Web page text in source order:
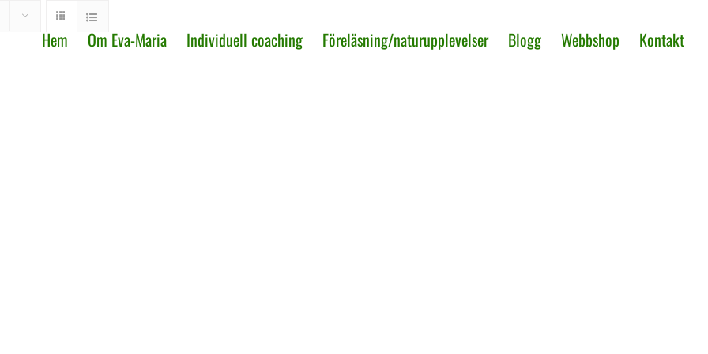
Hem Om Eva-Maria Individuell coaching Föreläsning/naturupplevelser Blogg Webbshop Kontakt